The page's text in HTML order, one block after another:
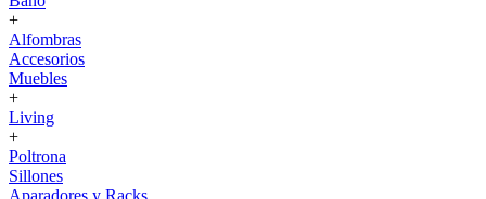
+
Alfombras
Accesorios
Muebles
+
Living
+
Poltrona
Sillones
Aparadores y Racks